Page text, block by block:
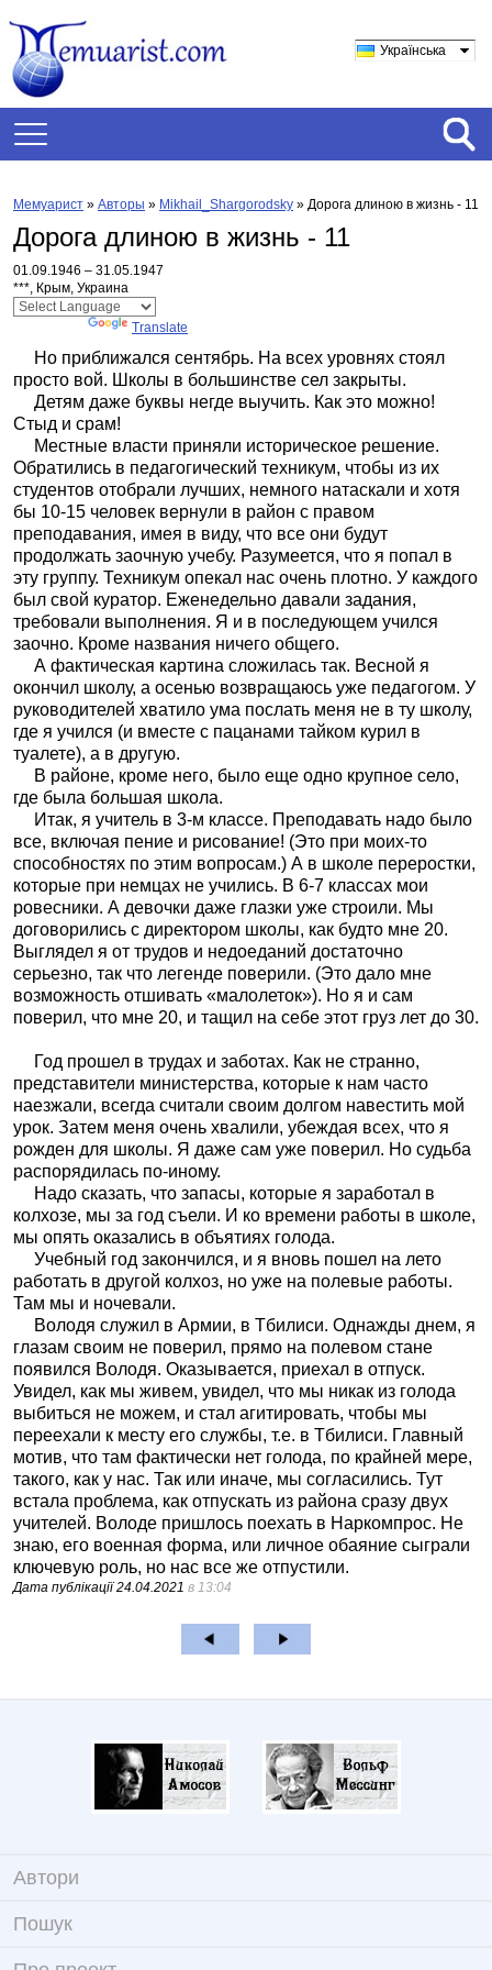
Українська
Мемуарист » Авторы » Mikhail_Shargorodsky » Дорога длиною в жизнь - 11
Дорога длиною в жизнь - 11
01.09.1946 – 31.05.1947
***, Крым, Украина
Translate
Но приближался сентябрь. На всех уровнях стоял
просто вой. Школы в большинстве сел закрыты.
Детям даже буквы негде выучить. Как это можно!
Стыд и срам!
Местные власти приняли историческое решение.
Обратились в педагогический техникум, чтобы из их
студентов отобрали лучших, немного натаскали и хотя
бы 10-15 человек вернули в район с правом
преподавания, имея в виду, что все они будут
продолжать заочную учебу. Разумеется, что я попал в
эту группу. Техникум опекал нас очень плотно. У каждого
был свой куратор. Еженедельно давали задания,
требовали выполнения. Я и в последующем учился
заочно. Кроме названия ничего общего.
А фактическая картина сложилась так. Весной я
окончил школу, а осенью возвращаюсь уже педагогом. У
руководителей хватило ума послать меня не в ту школу,
где я учился (и вместе с пацанами тайком курил в
туалете), а в другую.
В районе, кроме него, было еще одно крупное село,
где была большая школа.
Итак, я учитель в 3-м классе. Преподавать надо было
все, включая пение и рисование! (Это при моих-то
способностях по этим вопросам.) А в школе переростки,
которые при немцах не учились. В 6-7 классах мои
ровесники. А девочки даже глазки уже строили. Мы
договорились с директором школы, как будто мне 20.
Выглядел я от трудов и недоеданий достаточно
серьезно, так что легенде поверили. (Это дало мне
возможность отшивать «малолеток»). Но я и сам
поверил, что мне 20, и тащил на себе этот груз лет до 30.
Год прошел в трудах и заботах. Как не странно,
представители министерства, которые к нам часто
наезжали, всегда считали своим долгом навестить мой
урок. Затем меня очень хвалили, убеждая всех, что я
рожден для школы. Я даже сам уже поверил. Но судьба
распорядилась по-иному.
Надо сказать, что запасы, которые я заработал в
колхозе, мы за год съели. И ко времени работы в школе,
мы опять оказались в объятиях голода.
Учебный год закончился, и я вновь пошел на лето
работать в другой колхоз, но уже на полевые работы.
Там мы и ночевали.
Володя служил в Армии, в Тбилиси. Однажды днем, я
глазам своим не поверил, прямо на полевом стане
появился Володя. Оказывается, приехал в отпуск.
Увидел, как мы живем, увидел, что мы никак из голода
выбиться не можем, и стал агитировать, чтобы мы
переехали к месту его службы, т.е. в Тбилиси. Главный
мотив, что там фактически нет голода, по крайней мере,
такого, как у нас. Так или иначе, мы согласились. Тут
встала проблема, как отпускать из района сразу двух
учителей. Володе пришлось поехать в Наркомпрос. Не
знаю, его военная форма, или личное обаяние сыграли
ключевую роль, но нас все же отпустили.
Дата публікації24.04.2021 в 13:04
Автори
Пошук